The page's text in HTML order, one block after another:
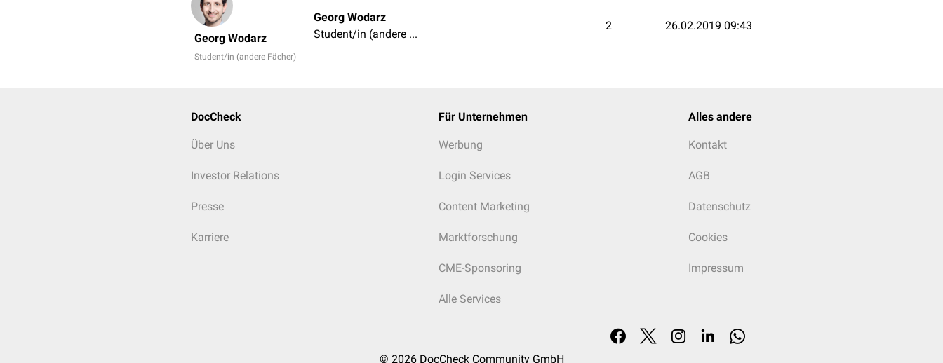
Georg Wodarz
Student/in (andere Fächer)
Georg Wodarz
Student/in (andere Fächer)
2 26.02.2019 09:43
DocCheck
Über Uns
Investor Relations
Presse
Karriere
Für Unternehmen
Werbung
Login Services
Content Marketing
Marktforschung
CME-Sponsoring
Alle Services
Alles andere
Kontakt
AGB
Datenschutz
Cookies
Impressum
© 2026 DocCheck Community GmbH